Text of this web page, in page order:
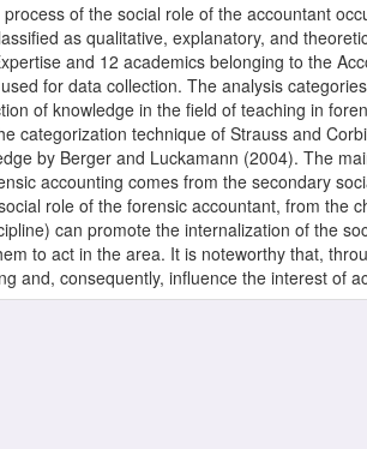
of the social role of the accountant
as qualitative, explanatory, and
and 12 academics belonging to the
for data collection. The analysis
of knowledge in the field of teaching in
categorization technique of Strauss and
by Berger and Luckamann (2004). The
accounting comes from the secondary
role of the forensic accountant, from the
can promote the internalization of the
to act in the area. It is noteworthy that,
and, consequently, influence the interest of